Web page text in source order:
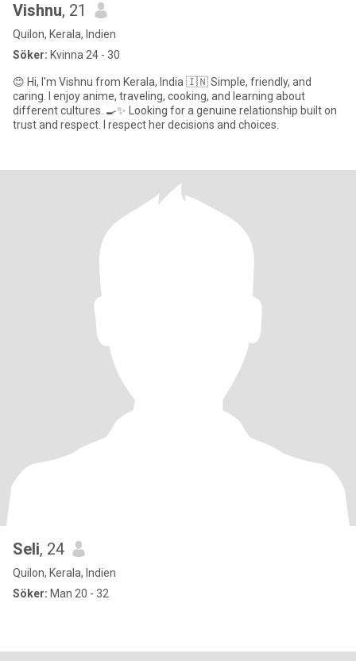
Vishnu, 21
Quilon, Kerala, Indien
Söker: Kvinna 24 - 30
😊 Hi, I'm Vishnu from Kerala, India 🇮🇳 Simple, friendly, and
caring. I enjoy anime, traveling, cooking, and learning about
different cultures. 🍳✨ Looking for a genuine relationship built on
trust and respect. I respect her decisions and choices.
Seli, 24
Quilon, Kerala, Indien
Söker: Man 20 - 32